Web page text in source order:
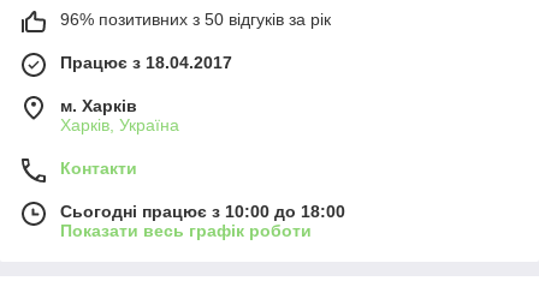
96% позитивних з 50 відгуків за рік
Працює з 18.04.2017
м. Харків
Харків, Україна
Контакти
Сьогодні працює з 10:00 до 18:00
Показати весь графік роботи